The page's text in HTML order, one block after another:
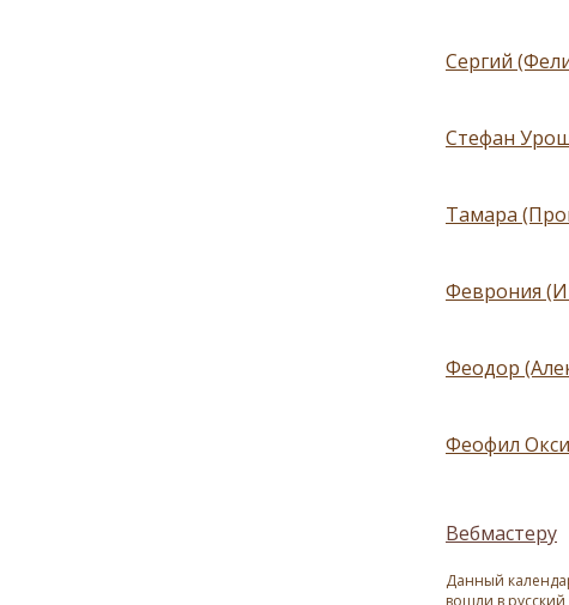
Сергий
Стефан Урош
Тамара
Феврония
Феодор
Феофил
Вебмастеру
Данный